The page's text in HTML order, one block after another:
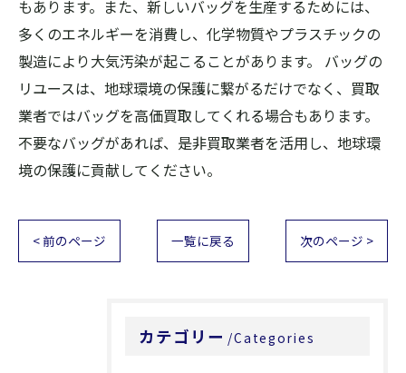
もあります。また、新しいバッグを生産するためには、
多くのエネルギーを消費し、化学物質やプラスチックの
製造により大気汚染が起こることがあります。 バッグの
リユースは、地球環境の保護に繋がるだけでなく、買取
業者ではバッグを高価買取してくれる場合もあります。
不要なバッグがあれば、是非買取業者を活用し、地球環
境の保護に貢献してください。
< 前のページ 一覧に戻る 次のページ >
カテゴリー Categories